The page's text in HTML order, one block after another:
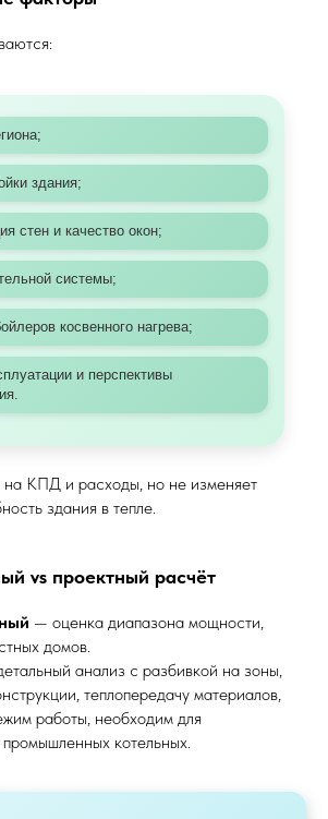
здания;
стен и качество окон;
системы;
косвенного нагрева;
и перспективы
на КПД и расходы, но не изменяет
здания в тепле.
vs проектный расчёт
— оценка диапазона мощности,
домов.
анализ с разбивкой на зоны,
теплопередачу материалов,
работы, необходим для
котельных.